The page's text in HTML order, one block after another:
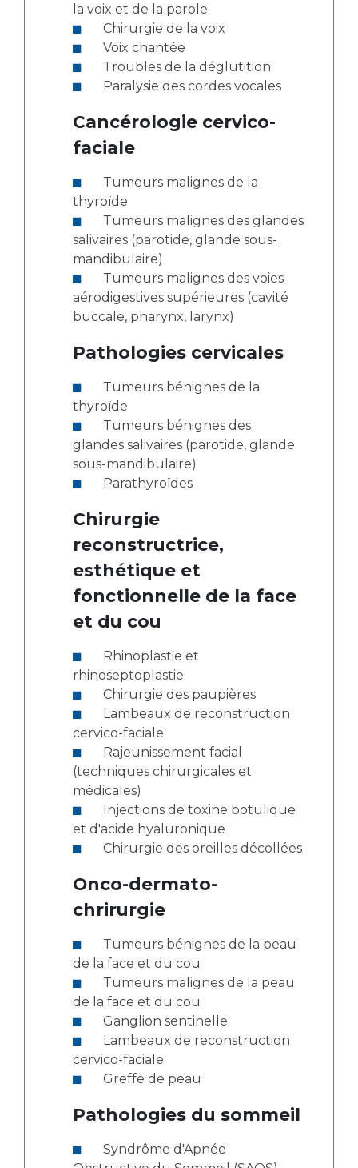
la voix et de la parole
Chirurgie de la voix
Voix chantée
Troubles de la déglutition
Paralysie des cordes vocales
Cancérologie cervico-
faciale
thyroïde
salivaires (parotide, glande sous-
mandibulaire)
aérodigestives supérieures (cavité
buccale, pharynx, larynx)
Pathologies cervicales
thyroïde
glandes salivaires (parotide, glande
sous-mandibulaire)
Parathyroïdes
Chirurgie
reconstructrice,
esthétique et
fonctionnelle de la face
et du cou
rhinoseptoplastie
Chirurgie des paupières
cervico-faciale
(techniques chirurgicales et
médicales)
et d'acide hyaluronique
Chirurgie des oreilles décollées
Onco-dermato-
chrirurgie
de la face et du cou
de la face et du cou
Ganglion sentinelle
cervico-faciale
Greffe de peau
Pathologies du sommeil